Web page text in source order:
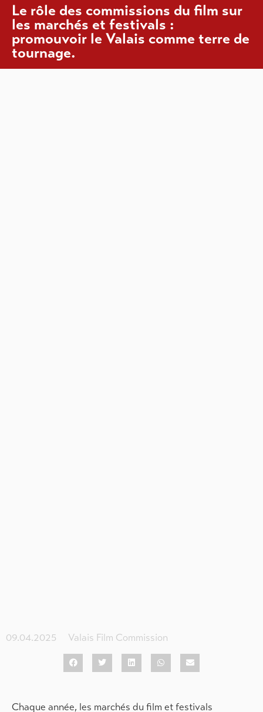
Le rôle des commissions du film sur
les marchés et festivals :
promouvoir le Valais comme terre de
tournage.
09.04.2025 Valais Film Commission
Chaque année, les marchés du film et festivals